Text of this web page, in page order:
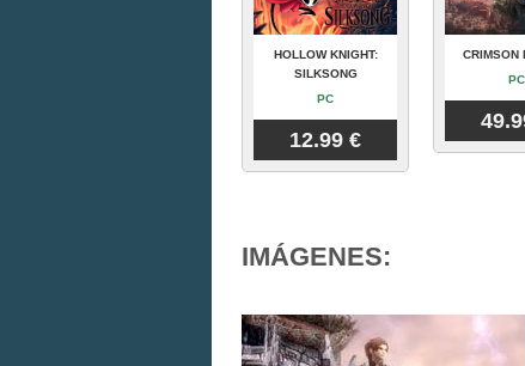
HOLLOW KNIGHT:
SILKSONG
PC
12.99 €
CRIMSON
PC
IMÁGENES: